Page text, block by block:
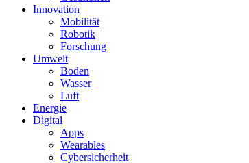
Innovation
Mobilität
Robotik
Forschung
Umwelt
Boden
Wasser
Luft
Energie
Digital
Apps
Wearables
Cybersicherheit